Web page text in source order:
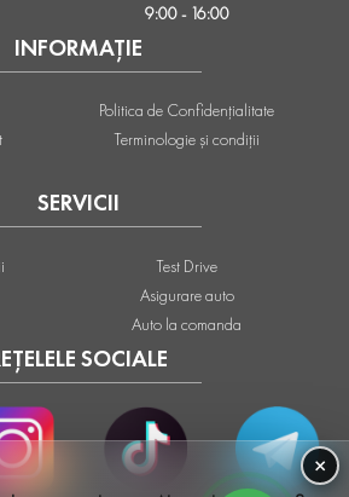
×
SERVICII
Test Drive
Asigurare auto
Auto la comanda
INFORMAȚIE
Politica de Confidențialitate
Terminologie și condiții
9:00 - 16:00
SOCIALE